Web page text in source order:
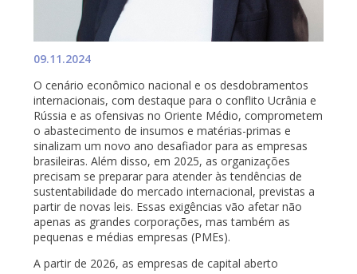
09.11.2024
O cenário econômico nacional e os desdobramentos
internacionais, com destaque para o conflito Ucrânia e
Rússia e as ofensivas no Oriente Médio, comprometem
o abastecimento de insumos e matérias-primas e
sinalizam um novo ano desafiador para as empresas
brasileiras. Além disso, em 2025, as organizações
precisam se preparar para atender às tendências de
sustentabilidade do mercado internacional, previstas a
partir de novas leis. Essas exigências vão afetar não
apenas as grandes corporações, mas também as
pequenas e médias empresas (PMEs).
A partir de 2026, as empresas de capital aberto